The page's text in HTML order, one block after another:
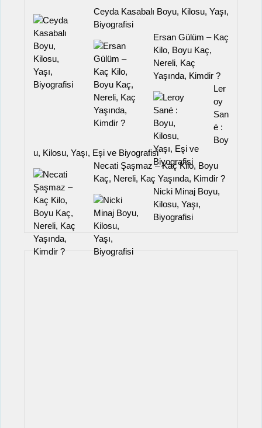
Ceyda Kasabalı Boyu, Kilosu, Yaşı,
Biyografisi
Ersan Gülüm – Kaç
Kilo, Boyu Kaç,
Nereli, Kaç
Yaşında, Kimdir ?
Ler
oy
San
é :
Boy
u, Kilosu, Yaşı, Eşi ve Biyografisi
Necati Şaşmaz – Kaç Kilo, Boyu
Kaç, Nereli, Kaç Yaşında, Kimdir ?
Nicki Minaj Boyu,
Kilosu, Yaşı,
Biyografisi